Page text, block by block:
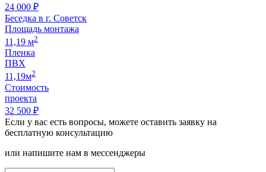
24 000 ₽
Беседка в г. Советск
Площадь монтажа
11,19 м2
Пленка
ПВХ
11,19м2
Стоимость
проекта
32 500 ₽
Если у вас есть вопросы, можете оставить заявку на
бесплатную консультацию
или напишите нам в мессенджеры